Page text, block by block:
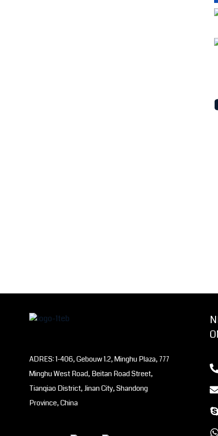
ADRES: 1-406, Gebouw 1.2, Minghu Plaza, 777
Minghu West Road, Beitan Road Street,
Tianqiao District, Jinan City, Shandong
Province, China